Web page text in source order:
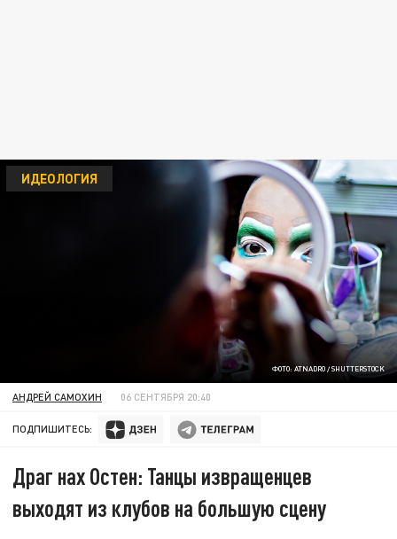
ФОТО: ATNADRO / SHUTTERSTOCK
ИДЕОЛОГИЯ
АНДРЕЙ САМОХИН 06 СЕНТЯБРЯ 20:40
ПОДПИШИТЕСЬ:
Драг нах Остен: Танцы извращенцев
выходят из клубов на большую сцену